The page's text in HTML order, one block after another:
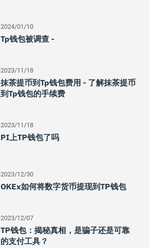
2024/01/10
Tp钱包被调查 -
2023/11/18
抹茶提币到tp钱包费用 - 了解抹茶提币
到tp钱包的手续费
2023/11/18
PI上TP钱包了吗
2023/12/30
OKEx如何将数字货币提现到TP钱包
2023/12/07
TP钱包：揭秘真相，是骗子还是可靠
的支付工具？